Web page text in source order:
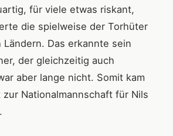
für viele etwas riskant,
die spielweise der Torhüter
Ländern. Das erkannte sein
der gleichzeitig auch
aber lange nicht. Somit kam
Nationalmannschaft für Nils